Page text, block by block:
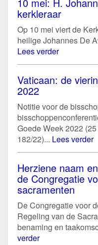
kerkleraar
Op 10 mei viert de
heilige Johannes De
Lees verder
Vaticaan: de
2022
Notitie voor de
Goede Week 2022
182/22)... Lees verder
Herziene naam
de Congregatie
sacramenten
De Congregatie voor
Regeling van de
benaming en
verder